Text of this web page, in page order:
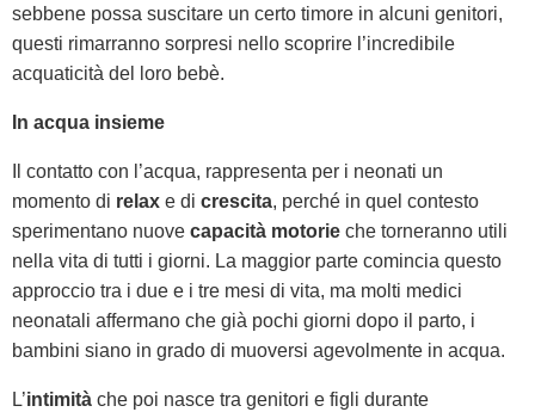
sebbene possa suscitare un certo timore in alcuni genitori,
questi rimarranno sorpresi nello scoprire l’incredibile
acquaticità del loro bebè.
In acqua insieme
Il contatto con l’acqua, rappresenta per i neonati un
momento di relax e di crescita, perché in quel contesto
sperimentano nuove capacità motorie che torneranno utili
nella vita di tutti i giorni. La maggior parte comincia questo
approccio tra i due e i tre mesi di vita, ma molti medici
neonatali affermano che già pochi giorni dopo il parto, i
bambini siano in grado di muoversi agevolmente in acqua.
L’intimità che poi nasce tra genitori e figli durante